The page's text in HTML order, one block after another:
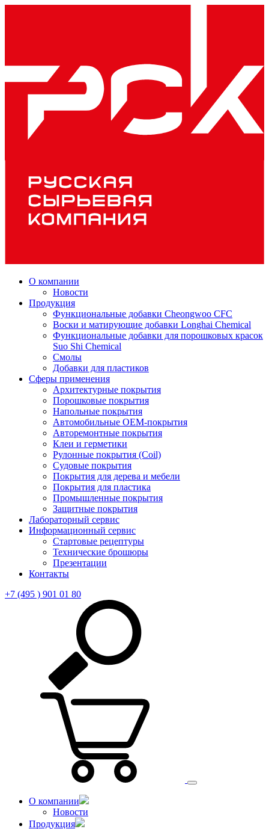
О компании
Новости
Продукция
Функциональные добавки Cheongwoo СFC
Воски и матирующие добавки Longhai Chemical
Функциональные добавки для порошковых красок
Suo Shi Chemical
Смолы
Добавки для пластиков
Сферы применения
Архитектурные покрытия
Порошковые покрытия
Напольные покрытия
Автомобильные ОЕМ-покрытия
Авторемонтные покрытия
Клеи и герметики
Рулонные покрытия (Coil)
Судовые покрытия
Покрытия для дерева и мебели
Покрытия для пластика
Промышленные покрытия
Защитные покрытия
Лабораторный сервис
Информационный сервис
Стартовые рецептуры
Технические брошюры
Презентации
Контакты
+7 (495 ) 901 01 80
О компании
Новости
Продукция